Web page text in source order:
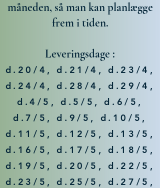
måneden, så man kan planlægge
frem i tiden.
Leveringsdage :
d.20/4, d.21/4, d.23/4,
d.24/4, d.28/4, d.29/4,
d.4/5, d.5/5, d.6/5,
d.7/5, d.9/5, d.10/5,
d.11/5, d.12/5, d.13/5,
d.16/5, d.17/5, d.18/5,
d.19/5, d.20/5, d.22/5,
d.23/5, d.25/5, d.27/5,